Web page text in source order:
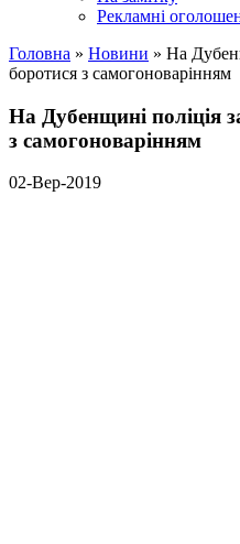
Рекламні
Головна » Новини » На
боротися з самогоноварінням
На Дубенщині поліція
з самогоноварінням
02-Вер-2019